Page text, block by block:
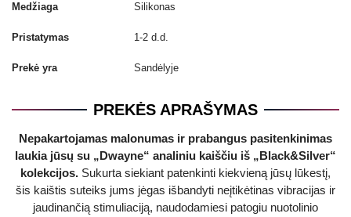
Medžiaga Silikonas
Pristatymas 1-2 d.d.
Prekė yra Sandėlyje
PREKĖS APRAŠYMAS
Nepakartojamas malonumas ir prabangus pasitenkinimas
laukia jūsų su „Dwayne“ analiniu kaiščiu iš „Black&Silver“
kolekcijos. Sukurta siekiant patenkinti kiekvieną jūsų lūkestį,
šis kaištis suteiks jums jėgas išbandyti neįtikėtinas vibracijas ir
jaudinančią stimuliaciją, naudodamiesi patogiu nuotolinio